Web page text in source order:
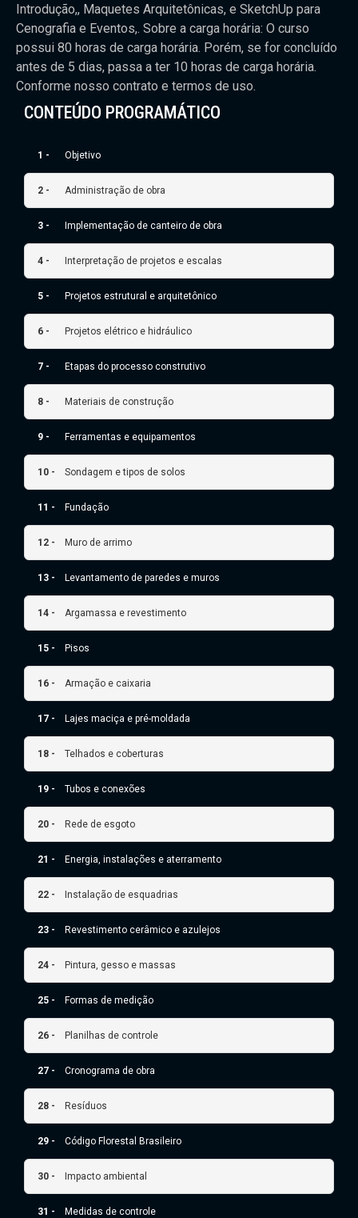
Introdução,, Maquetes Arquitetônicas, e SketchUp para
Cenografia e Eventos,. Sobre a carga horária: O curso
possui 80 horas de carga horária. Porém, se for concluído
antes de 5 dias, passa a ter 10 horas de carga horária.
Conforme nosso contrato e termos de uso.
CONTEÚDO PROGRAMÁTICO
1 - Objetivo
2 - Administração de obra
3 - Implementação de canteiro de obra
4 - Interpretação de projetos e escalas
5 - Projetos estrutural e arquitetônico
6 - Projetos elétrico e hidráulico
7 - Etapas do processo construtivo
8 - Materiais de construção
9 - Ferramentas e equipamentos
10 - Sondagem e tipos de solos
11 - Fundação
12 - Muro de arrimo
13 - Levantamento de paredes e muros
14 - Argamassa e revestimento
15 - Pisos
16 - Armação e caixaria
17 - Lajes maciça e pré-moldada
18 - Telhados e coberturas
19 - Tubos e conexões
20 - Rede de esgoto
21 - Energia, instalações e aterramento
22 - Instalação de esquadrias
23 - Revestimento cerâmico e azulejos
24 - Pintura, gesso e massas
25 - Formas de medição
26 - Planilhas de controle
27 - Cronograma de obra
28 - Resíduos
29 - Código Florestal Brasileiro
30 - Impacto ambiental
31 - Medidas de controle